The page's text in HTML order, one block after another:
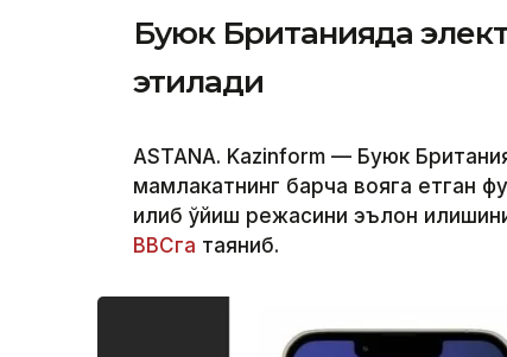
Буюк Британияда
этилади
ASTANA. Kazinform — Буюк
мамлакатнинг барча вояга етган
қилиб қўйиш режасини эълон
BBCга таяниб.